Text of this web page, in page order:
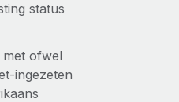
status
ofwel
ingezeten